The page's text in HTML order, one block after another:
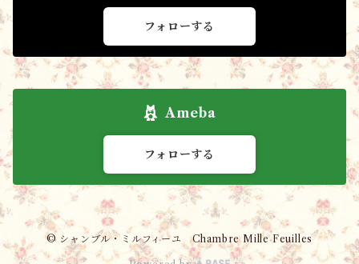
フォローする
Ameba
フォローする
© シャンブル・ミルフィーユ Chambre Mille Feuilles